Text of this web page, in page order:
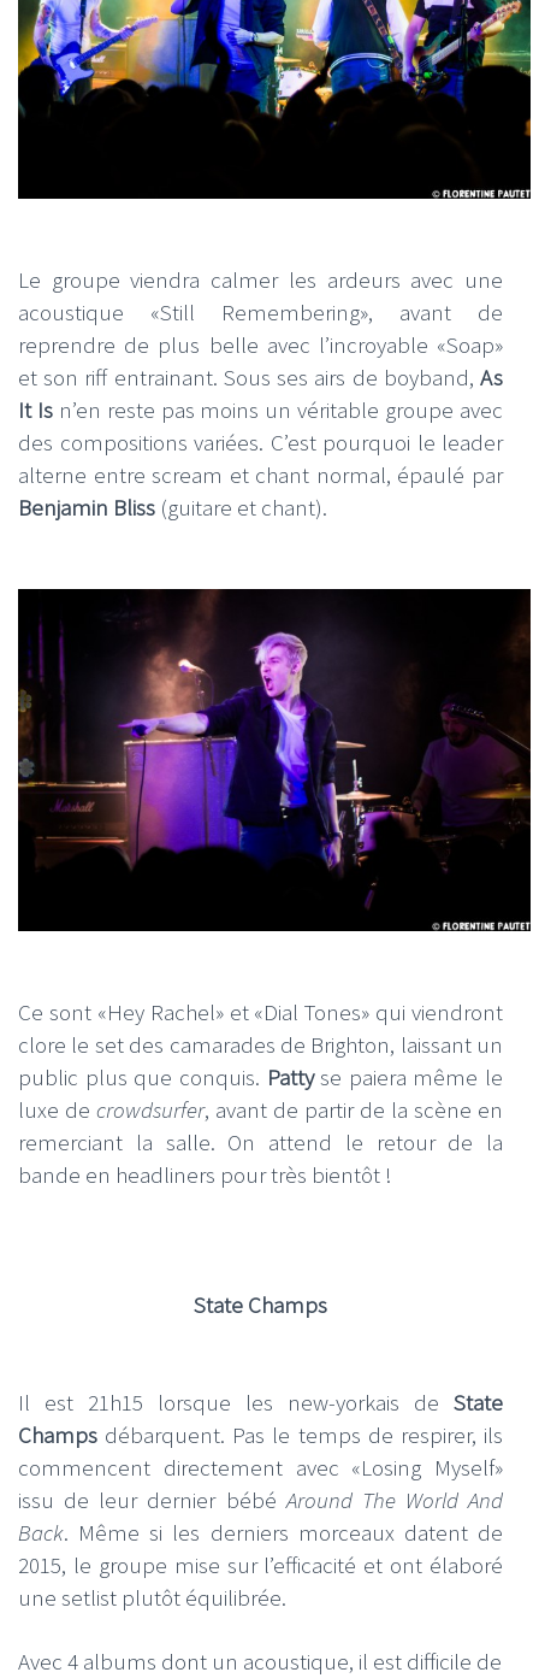
Le groupe viendra calmer les ardeurs avec une
acoustique «Still Remembering», avant de
reprendre de plus belle avec l’incroyable «Soap»
et son riff entrainant. Sous ses airs de boyband, As
It Is n’en reste pas moins un véritable groupe avec
des compositions variées. C’est pourquoi le leader
alterne entre scream et chant normal, épaulé par
Benjamin Bliss (guitare et chant).
Ce sont «Hey Rachel» et «Dial Tones» qui viendront
clore le set des camarades de Brighton, laissant un
public plus que conquis. Pattyse paiera même le
luxe de crowdsurfer, avant de partir de la scène en
remerciant la salle. On attend le retour de la
bande en headliners pour très bientôt !
State Champs
Il est 21h15 lorsque les new-yorkais de State
Champs débarquent. Pas le temps de respirer, ils
commencent directement avec «Losing Myself»
issu de leur dernier bébé Around The World And
Back. Même si les derniers morceaux datent de
2015, le groupe mise sur l’efficacité et ont élaboré
une setlist plutôt équilibrée.
Avec 4 albums dont un acoustique, il est difficile de